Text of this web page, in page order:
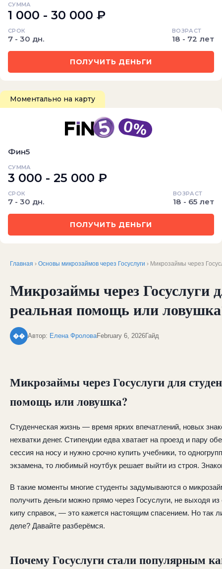
СУММА
1 000 - 30 000 ₽
СРОК
7 - 30 дн.
ВОЗРАСТ
18 - 72 лет
ПОЛУЧИТЬ ДЕНЬГИ
Моментально на карту
Фин5
СУММА
3 000 - 25 000 ₽
СРОК
7 - 30 дн.
ВОЗРАСТ
18 - 65 лет
ПОЛУЧИТЬ ДЕНЬГИ
Главная › Основы микрозаймов через Госуслуги › Микрозаймы через
Микрозаймы через Госуслуги
реальная помощь или
�� Автор: Елена ФроловаFebruary 6, 2026Гайд
Микрозаймы через Госуслуги для
помощь или ловушка?
Студенческая жизнь — время ярких впечатлений, новых
нехватки денег. Стипендии едва хватает на проезд и пару
сессия на носу и нужно срочно купить учебники, то
экзамена, то любимый ноутбук решает выйти из строя.
В такие моменты многие студенты задумываются о
получить деньги можно прямо через Госуслуги, не выходя
кипу справок, — это кажется настоящим спасением. Но так
деле? Давайте разберёмся.
Почему Госуслуги стали популярным